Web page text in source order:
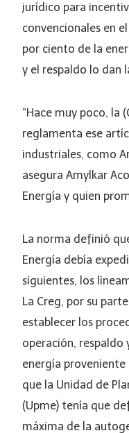
jurídico para
convencionales en
por ciento de la
y el respaldo lo dan
“Hace muy poco, la
reglamenta ese
industriales, como
asegura Amylkar
Energía y quien
La norma definió
Energía debía
siguientes, los
La Creg, por su
establecer los
operación, respaldo
energía
que la Unidad de
(Upme) tenía que
máxima de la